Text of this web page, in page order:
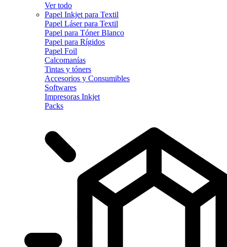
Ver todo
Papel Inkjet para Textil
Papel Láser para Textil
Papel para Tóner Blanco
Papel para Rígidos
Papel Foil
Calcomanías
Tintas y tóners
Accesorios y Consumibles
Softwares
Impresoras Inkjet
Packs